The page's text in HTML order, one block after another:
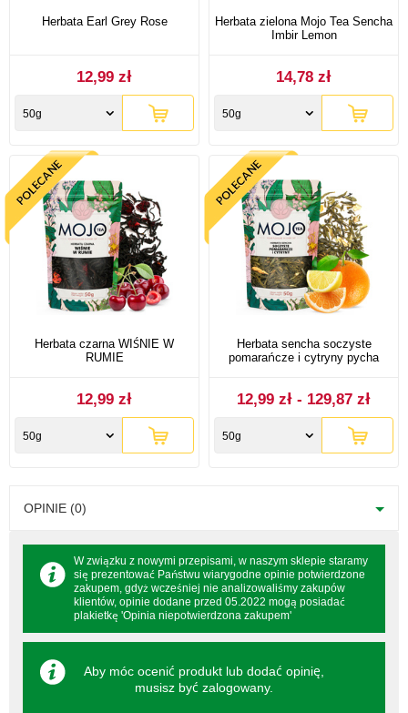
Herbata Earl Grey Rose
12,99 zł
50g
Herbata zielona Mojo Tea Sencha
Imbir Lemon
14,78 zł
50g
Herbata czarna WIŚNIE W
RUMIE
12,99 zł
50g
Herbata sencha soczyste
pomarańcze i cytryny pycha
12,99 zł - 129,87 zł
50g
OPINIE (0)
W związku z nowymi przepisami, w naszym sklepie staramy
się prezentować Państwu wiarygodne opinie potwierdzone
zakupem, gdyż wcześniej nie analizowaliśmy zakupów
klientów, opinie dodane przed 05.2022 mogą posiadać
plakietkę 'Opinia niepotwierdzona zakupem'
Aby móc ocenić produkt lub dodać opinię,
musisz być zalogowany.